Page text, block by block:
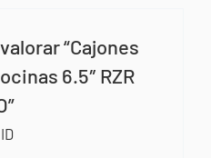
“Cajones
6.5″ RZR